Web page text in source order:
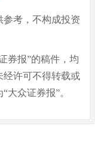
参考，不构成投资
券报”的稿件，均
经许可不得转载或
大众证券报”。